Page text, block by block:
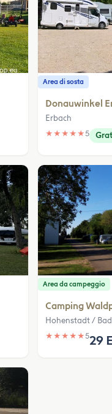
Area di sosta
Donauwinkel
Erbach
★ ★ ★ ★ ★5
Area da campeggio
Camping
Hohenstadt /
★ ★ ★ ★ ★529